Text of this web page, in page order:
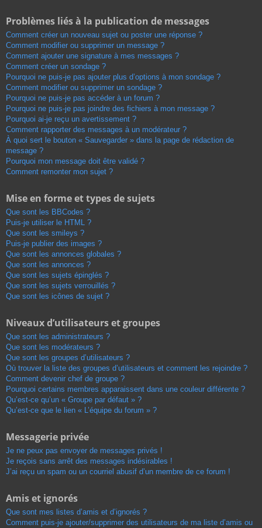
Problèmes liés à la publication de messages
Comment créer un nouveau sujet ou poster une réponse ?
Comment modifier ou supprimer un message ?
Comment ajouter une signature à mes messages ?
Comment créer un sondage ?
Pourquoi ne puis-je pas ajouter plus d’options à mon sondage ?
Comment modifier ou supprimer un sondage ?
Pourquoi ne puis-je pas accéder à un forum ?
Pourquoi ne puis-je pas joindre des fichiers à mon message ?
Pourquoi ai-je reçu un avertissement ?
Comment rapporter des messages à un modérateur ?
À quoi sert le bouton « Sauvegarder » dans la page de rédaction de
message ?
Pourquoi mon message doit être validé ?
Comment remonter mon sujet ?
Mise en forme et types de sujets
Que sont les BBCodes ?
Puis-je utiliser le HTML ?
Que sont les smileys ?
Puis-je publier des images ?
Que sont les annonces globales ?
Que sont les annonces ?
Que sont les sujets épinglés ?
Que sont les sujets verrouillés ?
Que sont les icônes de sujet ?
Niveaux d’utilisateurs et groupes
Que sont les administrateurs ?
Que sont les modérateurs ?
Que sont les groupes d’utilisateurs ?
Où trouver la liste des groupes d’utilisateurs et comment les rejoindre ?
Comment devenir chef de groupe ?
Pourquoi certains membres apparaissent dans une couleur différente ?
Qu’est-ce qu’un « Groupe par défaut » ?
Qu’est-ce que le lien « L’équipe du forum » ?
Messagerie privée
Je ne peux pas envoyer de messages privés !
Je reçois sans arrêt des messages indésirables !
J’ai reçu un spam ou un courriel abusif d’un membre de ce forum !
Amis et ignorés
Que sont mes listes d’amis et d’ignorés ?
Comment puis-je ajouter/supprimer des utilisateurs de ma liste d’amis ou